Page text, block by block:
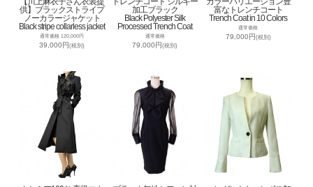
供】ブラックストライプ
ノーカラージャケット
Black stripe collarless jacket
通常価格 120,000円
39,000円(税別)
加工ブラック
Black Polyester Silk
Processed Trench Coat
通常価格
79,000円(税別)
富なトレンチコート
Trench Coat in 10 Colors
通常価格
79,000円(税別)